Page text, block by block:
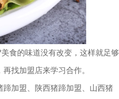
食的味道没有改变，这样就足够
找加盟店来学习合作。
蹄加盟、陕西猪蹄加盟、山西猪